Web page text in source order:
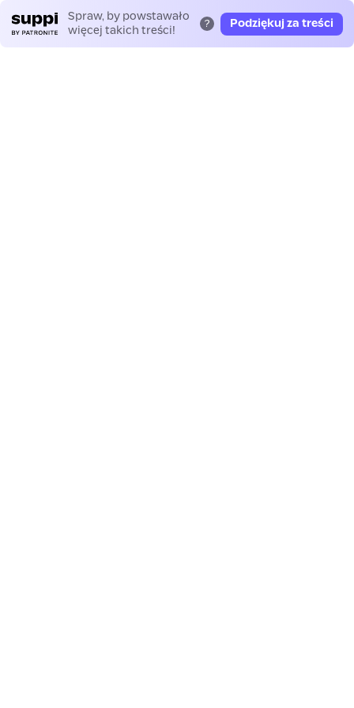
Spraw, by powstawało
więcej takich treści!
? Podziękuj za treści